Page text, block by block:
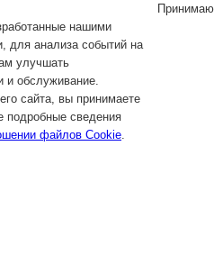
нашими
для анализа событий на
улучшать
и обслуживание.
сайта, вы принимаете
подробные сведения
файлов Cookie.
Принимаю